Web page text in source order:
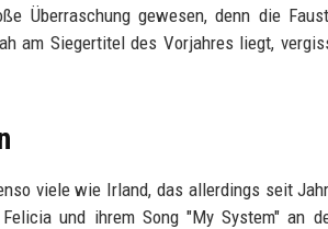
Überraschung gewesen, denn die
am Siegertitel des Vorjahres liegt,
viele wie Irland, das allerdings seit
und ihrem Song "My System" an